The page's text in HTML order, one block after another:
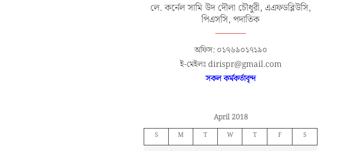
লে. কর্নেল সামি উদ দৌলা চৌধুরী, এএফডব্লিউসি,
পিএসসি, পদাতিক
অফিস: ০১৭৬৯০১৭১৯০
ই-মেইলঃ dirispr@gmail.com
সকল কর্মকর্তাবৃন্দ
April 2018
S M T W T F S